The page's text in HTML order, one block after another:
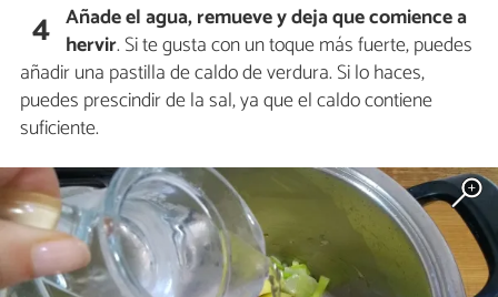
4 Añade el agua, remueve y deja que comience a
hervir. Si te gusta con un toque más fuerte, puedes
añadir una pastilla de caldo de verdura. Si lo haces,
puedes prescindir de la sal, ya que el caldo contiene
suficiente.